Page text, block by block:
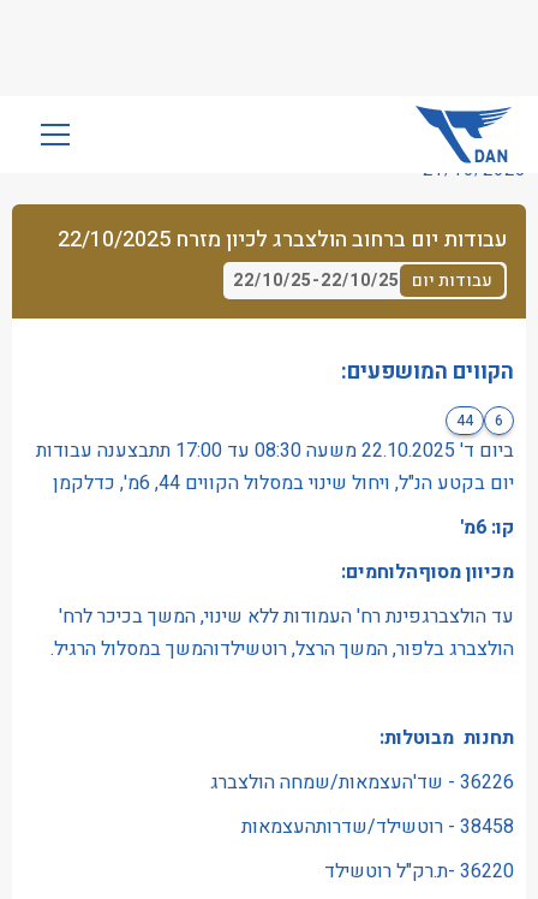
שִׂים
בְּאֲתָר
זֶה
מֻפְעֶלֶת
מַעֲרֶכֶת
נָגִישׁ
הַמְּסַיַּעַת
לִנְגִישׁוּת
הָאֲתָר.
21/10/2025
עבודות יום ברחוב הולצברג לכיון מזרח 22/10/2025
עבודות יום 22/10/25
-
22/10/25
הקווים המושפעים:
6
44
ביום ד' 22.10.2025 משעה 08:30 עד 17:00 תתבצענה עבודות
יום בקטע הנ"ל, ויחול שינוי במסלול הקווים 44, 6מ', כדלקמן
קו: 6מ'
מכיוון מסוףהלוחמים:
עד הולצברגפינת רח' העמודות ללא שינוי, המשך בכיכר לרח'
הולצברג בלפור, המשך הרצל, רוטשילדוהמשך במסלול הרגיל.
תחנות מבוטלות:
36226 - שד'העצמאות/שמחה הולצברג
38458 - רוטשילד/שדרותהעצמאות
36220 -ת.רק"ל רוטשילד